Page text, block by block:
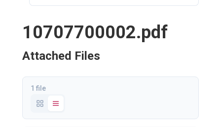
10707700002.pdf
Attached Files
1 file